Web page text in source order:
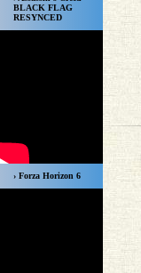
BLACK FLAG
RESYNCED
› Forza Horizon 6